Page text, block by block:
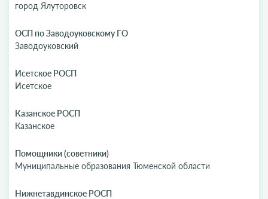
город Ялуторовск
ОСП по Заводоуковскому ГО
Заводоуковский
Исетское РОСП
Исетское
Казанское РОСП
Казанское
Помощники (советники)
Муниципальные образования Тюменской области
Нижнетавдинское РОСП